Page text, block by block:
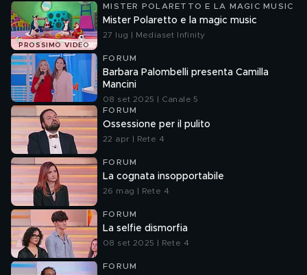
PROSSIMO VIDEO
MISTER POLARETTO E LA MAGIC MUSIC
Mister Polaretto e la magic music
27 lug | Mediaset Infinity
FORUM
Barbara Palombelli presenta Camilla
Mancini
08 set 2025 | Canale 5
FORUM
Ossessione per il pulito
22 apr | Rete 4
FORUM
La cognata insopportabile
26 mag | Rete 4
FORUM
La selfie dismorfia
08 set 2025 | Rete 4
FORUM